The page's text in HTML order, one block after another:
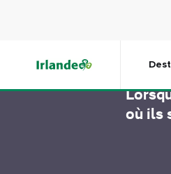
où ils